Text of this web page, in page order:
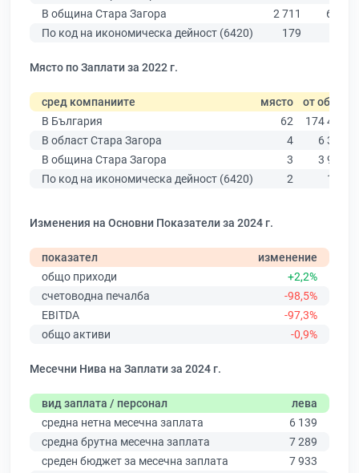
В община Стара Загора
2 711
6 309
По код на икономическа дейност (6420)
179
Място по Заплати за 2022 г.
сред компаниите място от общо
В България
62
174 403
В област Стара Загора
4
6 394
В община Стара Загора
3
3 960
По код на икономическа дейност (6420)
2 133
Изменения на Основни Показатели за 2024 г.
показател
изменение
общо приходи
+2,2%
счетоводна печалба
-98,5%
EBITDA
-97,3%
общо активи
-0,9%
Месечни Нива на Заплати за 2024 г.
вид заплата / персонал
лева
средна нетна месечна заплата
6 139
средна брутна месечна заплата
7 289
среден бюджет за месечна заплата
7 933